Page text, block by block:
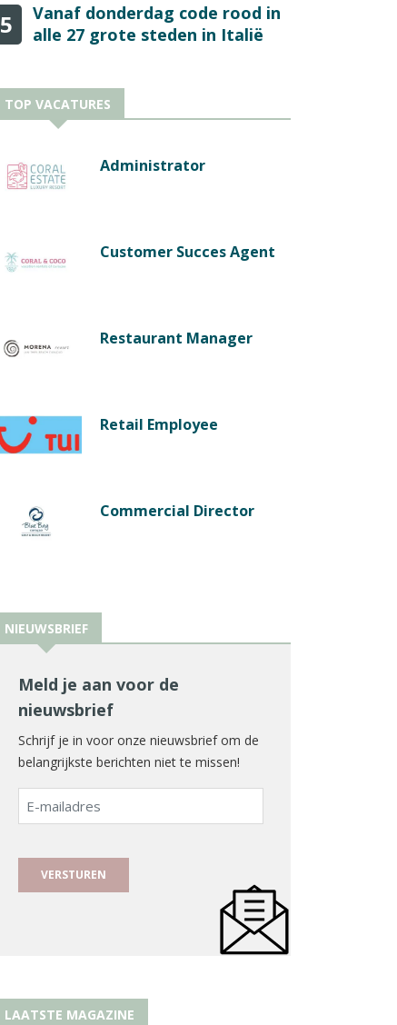
5
Vanaf donderdag code rood in
alle 27 grote steden in Italië
TOP VACATURES
Administrator
Customer Succes Agent
Restaurant Manager
Retail Employee
Commercial Director
NIEUWSBRIEF
Meld je aan voor de
nieuwsbrief
Schrijf je in voor onze nieuwsbrief om de
belangrijkste berichten niet te missen!
E-
mailadres
LAATSTE MAGAZINE